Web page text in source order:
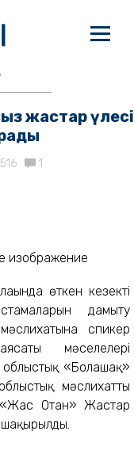
жастар үлесі
1
өткен кезекті
дамыту
спикер
мәселелері
«Болашақ»
мәслихаттың
«Жас Отан» Жастар